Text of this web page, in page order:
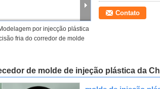
por injecção plástica
fria do corredor de molde
Contato
de molde de injeção plástica da